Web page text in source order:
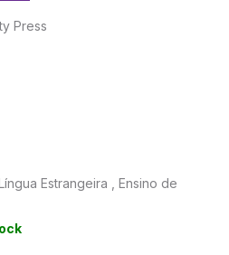
Press
Estrangeira , Ensino de